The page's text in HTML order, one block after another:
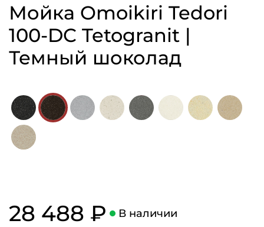
Мойка Omoikiri Tedori
100-DC Tetogranit |
Темный шоколад
28 488 ₽ В наличии